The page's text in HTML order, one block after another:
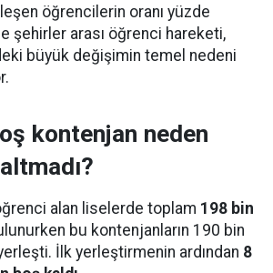
öğrencilerin oranı yüzde
şehirler arası öğrenci hareketi,
büyük değişimin temel nedeni
kontenjan neden
alan liselerde toplam 198 bin
bu kontenjanların 190 bin
İlk yerleştirmenin ardından 8